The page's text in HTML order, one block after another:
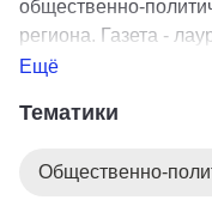
общественно-
региона. Газета -
конкурсов.
Ещё
Тематики
Общественно-